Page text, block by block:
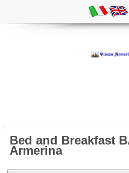
Bed and Breakfast
Armerina